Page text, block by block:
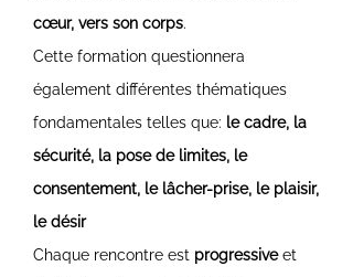
cœur, vers son corps.
Cette formation questionnera
également différentes thématiques
fondamentales telles que: le cadre, la
sécurité, la pose de limites, le
consentement, le lâcher-prise, le plaisir,
le désir
Chaque rencontre est progressiveet